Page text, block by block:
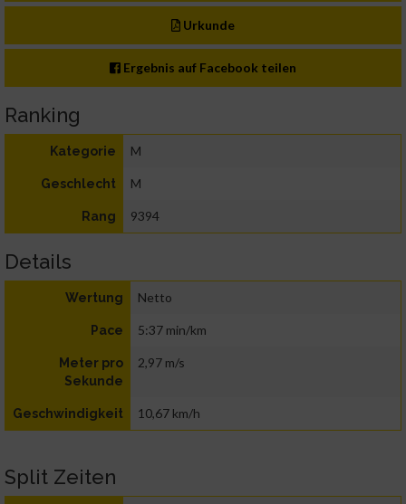
Urkunde
Ergebnis auf Facebook teilen
Ranking
Kategorie M
Geschlecht M
Rang 9394
Details
Wertung Netto
Pace 5:37 min/km
Meter pro
Sekunde
2,97 m/s
Geschwindigkeit 10,67 km/h
Split Zeiten